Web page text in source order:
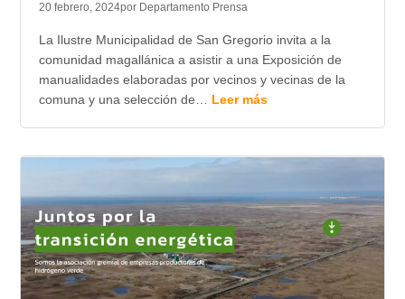
20 febrero, 2024por Departamento Prensa
La Ilustre Municipalidad de San Gregorio invita a la
comunidad magallánica a asistir a una Exposición de
manualidades elaboradas por vecinos y vecinas de la
comuna y una selección de… Leer más